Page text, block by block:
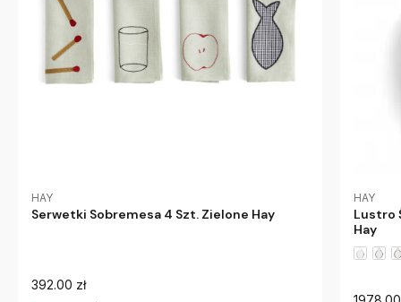
HAY
Serwetki Sobremesa 4 Szt. Zielone Hay
392.00 zł
HAY
Lustro
Hay